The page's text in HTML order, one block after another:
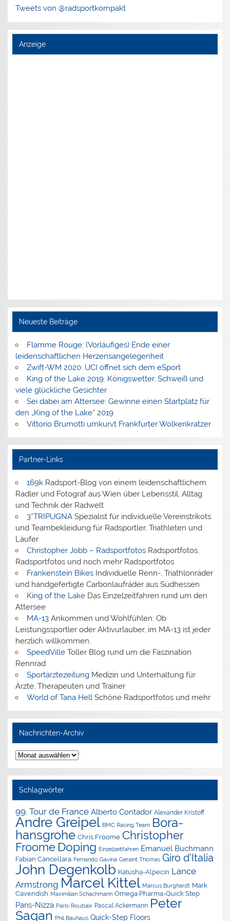
Tweets von @radsportkompakt
Anzeige
Neueste Beiträge
Flamme Rouge: (Vorläufiges) Ende einer
leidenschaftlichen Herzensangelegenheit
Zwift-WM 2020: UCI öffnet sich dem eSport
King of the Lake 2019: Königswetter, Schweiß und
viele glückliche Gesichter
Sei dabei am Attersee: Gewinne einen Startplatz für
den „King of the Lake“ 2019
Vittorio Brumotti umkurvt Frankfurter Wolkenkratzer
Partner-Links
169kRadsport-Blog von einem leidenschaftlichem
Radler und Fotograf aus Wien über Lebensstil, Alltag
und Technik der Radwelt
3*TRIPUGNASpezialist für individuelle Vereinstrikots
und Teambekleidung für Radsportler, Triathleten und
Läufer
Christopher Jobb – RadsportfotosRadsportfotos,
Radsportfotos und noch mehr Radsportfotos
Frankenstein BikesIndividuelle Renn-, Triathlonräder
und handgefertigte Carbonlaufräder aus Südhessen
King of the LakeDas Einzelzeitfahren rund um den
Attersee
MA-13Ankommen und Wohlfühlen: Ob
Leistungssportler oder Aktivurlauber, im MA-13 ist jeder
herzlich willkommen.
SpeedVilleToller Blog rund um die Faszination
Rennrad
SportärztezeitungMedizin und Unterhaltung für
Ärzte, Therapeuten und Trainer
World of Tana Hell Schöne Radsportfotos und mehr
Nachrichten-Archiv
Nachrichten-
Archiv
Schlagwörter
99. Tour de France Alberto Contador Alexander Kristoff
Andre Greipel BMC Racing Team Bora-
hansgrohe Chris Froome Christopher
Froome Doping Einzelzeitfahren Emanuel Buchmann
Fabian Cancellara Fernando Gaviria Geraint Thomas Giro d'Italia
John Degenkolb Katusha-Alpecin Lance
Armstrong Marcel Kittel Marcus Burghardt Mark
Cavendish Maximilian Schachmann Omega Pharma-Quick Step
Paris-Nizza Paris-Roubaix Pascal Ackermann Peter
Sagan Phil Bauhaus Quick-Step Floors